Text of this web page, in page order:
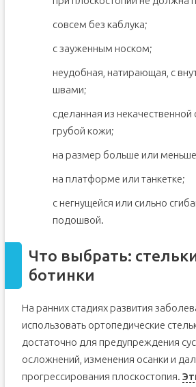
совсем без каблука;
с зауженным носком;
неудобная, натирающая, с
швами;
сделанная из некачественной
грубой кожи;
на размер больше или
на платформе или танкетке;
с негнущейся или сильно
подошвой.
Что выбрать:
ботинки
На ранних стадиях развития
использовать ортопедические
достаточно для предупреждения
осложнений, изменения осанки и
прогрессирования плоскостопия.